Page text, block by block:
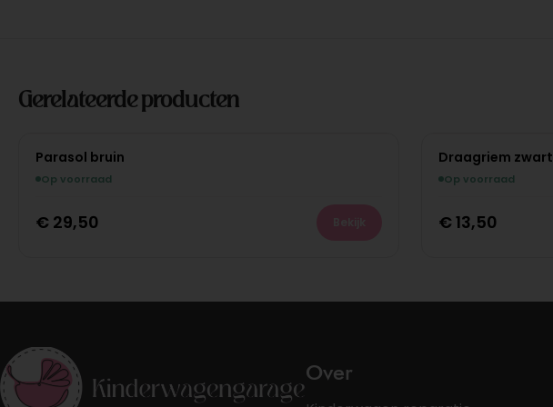
Gerelateerde producten
Parasol bruin
Op voorraad
€ 29,50
Draagriem zwart
Op voorraad
€ 13,50
Over